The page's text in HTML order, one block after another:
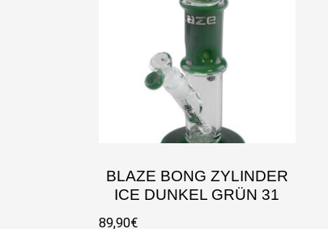
BLAZE BONG ZYLINDER
ICE DUNKEL GRÜN 31
89,90€